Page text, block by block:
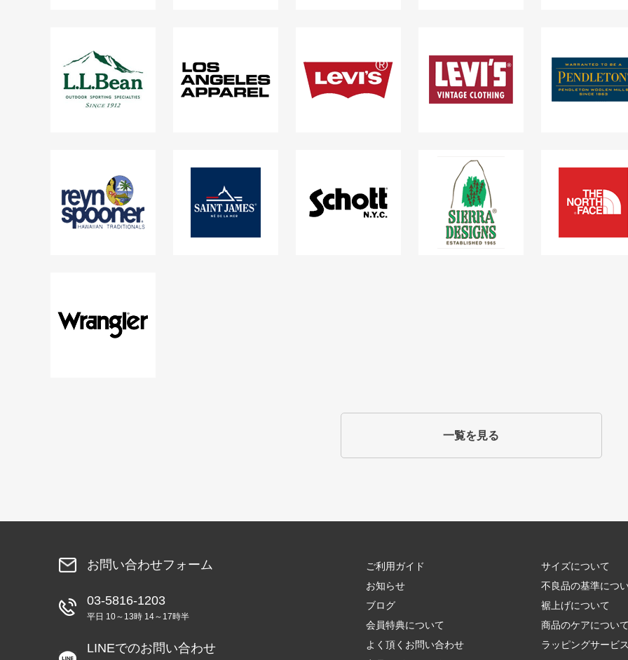
一覧を見る
お問い合わせフォーム
03-5816-1203
平日 10～13時 14～17時半
LINEでのお問い合わせ
ご利用ガイド
お知らせ
ブログ
会員特典について
よく頂くお問い合わせ
サイズについて
不良品の基準につ
裾上げについて
商品のケアについて
ラッピングサービス